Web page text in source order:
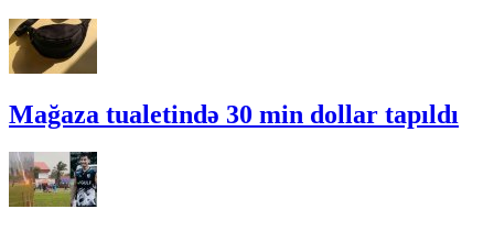
Mağaza tualetində 30 min dollar tapıldı